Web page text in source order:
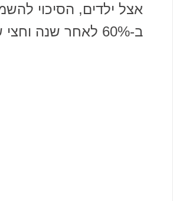
אצל ילדים, הסיכוי
ב-60% לאחר שנה וחצי של מעקב.